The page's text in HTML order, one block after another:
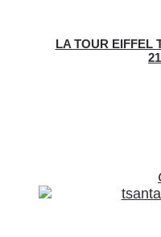
LA TOUR EIFFEL